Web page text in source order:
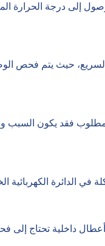
إلى درجة الحرارة
حيث يتم فحص
المطلوب فقد يكون
الدائرة الكهربائية
أعطال داخلية تحتاج